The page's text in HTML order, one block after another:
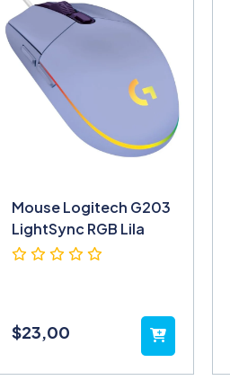
Mouse Logitech G203
LightSync RGB Lila
$23,00